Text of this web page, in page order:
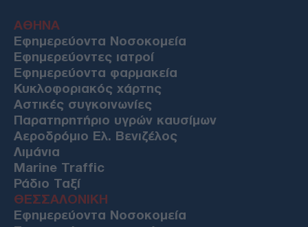
ΑΘΗΝΑ
Εφημερεύοντα Νοσοκομεία
Εφημερεύοντες ιατροί
Εφημερεύοντα φαρμακεία
Κυκλοφοριακός χάρτης
Αστικές συγκοινωνίες
Παρατηρητήριο υγρών καυσίμων
Αεροδρόμιο Ελ. Βενιζέλος
Λιμάνια
Marine Traffic
Ράδιο Ταξί
ΘΕΣΣΑΛΟΝΙΚΗ
Εφημερεύοντα Νοσοκομεία